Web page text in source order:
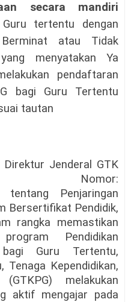
secara mandiri
Guru tertentu dengan
atau Tidak
menyatakan Ya
pendaftaran
bagi Guru Tertentu
tautan
Jenderal GTK
Nomor:
tentang Penjaringan
Bersertifikat Pendidik,
rangka memastikan
Pendidikan
Guru Tertentu,
Tenaga Kependidikan,
melakukan
aktif mengajar pada